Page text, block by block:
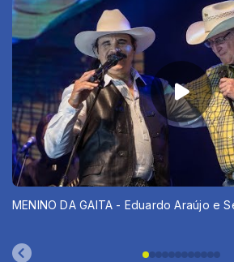
MENINO DA GAITA - Eduardo Araújo e